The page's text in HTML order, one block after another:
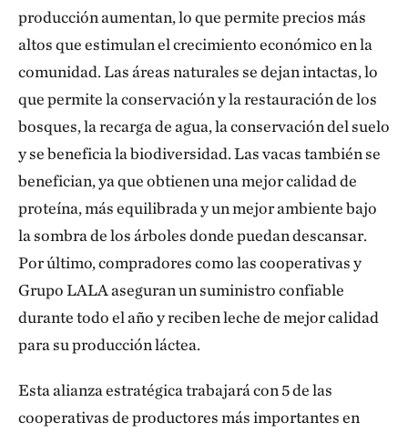
producción aumentan, lo que permite precios más
altos que estimulan el crecimiento económico en la
comunidad. Las áreas naturales se dejan intactas, lo
que permite la conservación y la restauración de los
bosques, la recarga de agua, la conservación del suelo
y se beneficia la biodiversidad. Las vacas también se
benefician, ya que obtienen una mejor calidad de
proteína, más equilibrada y un mejor ambiente bajo
la sombra de los árboles donde puedan descansar.
Por último, compradores como las cooperativas y
Grupo LALA aseguran un suministro confiable
durante todo el año y reciben leche de mejor calidad
para su producción láctea.
Esta alianza estratégica trabajará con 5 de las
cooperativas de productores más importantes en